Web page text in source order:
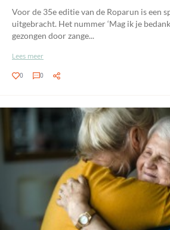
Voor de 35e editie van de Roparun is een
uitgebracht. Het nummer ‘Mag ik je
gezongen door zange...
Lees meer
0 0